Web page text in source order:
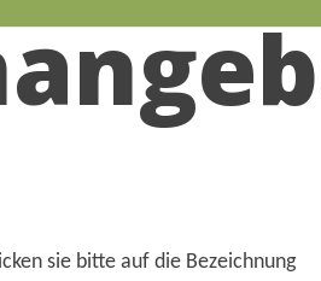
sie bitte auf die Bezeichnung